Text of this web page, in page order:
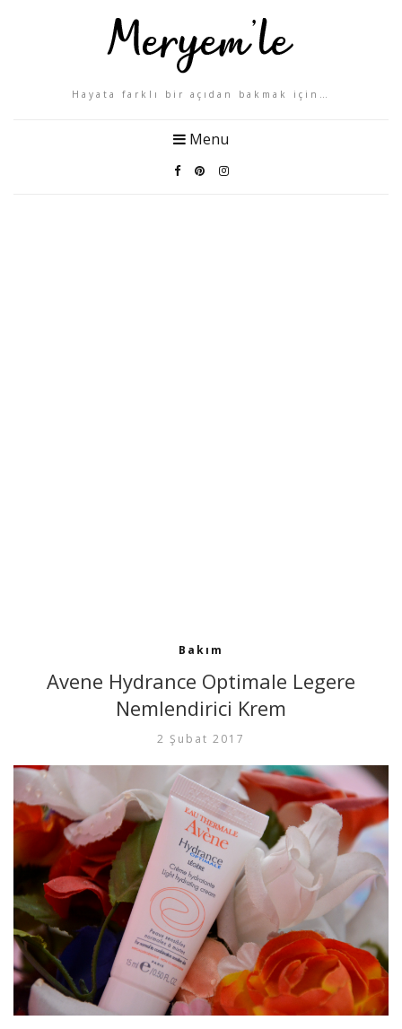
Hayata farklı bir açıdan bakmak için…
Menu
Bakım
Avene Hydrance Optimale Legere
Nemlendirici Krem
2 Şubat 2017